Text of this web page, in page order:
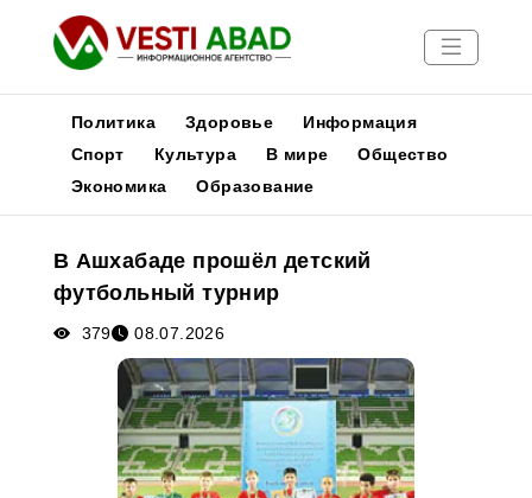
Новости
Медиа
Афиша
Политика Здоровье
Информация
Спорт
Культура В мире
Общество
Экономика
Образование
В Ашхабаде прошёл детский
футбольный турнир
379 08.07.2026